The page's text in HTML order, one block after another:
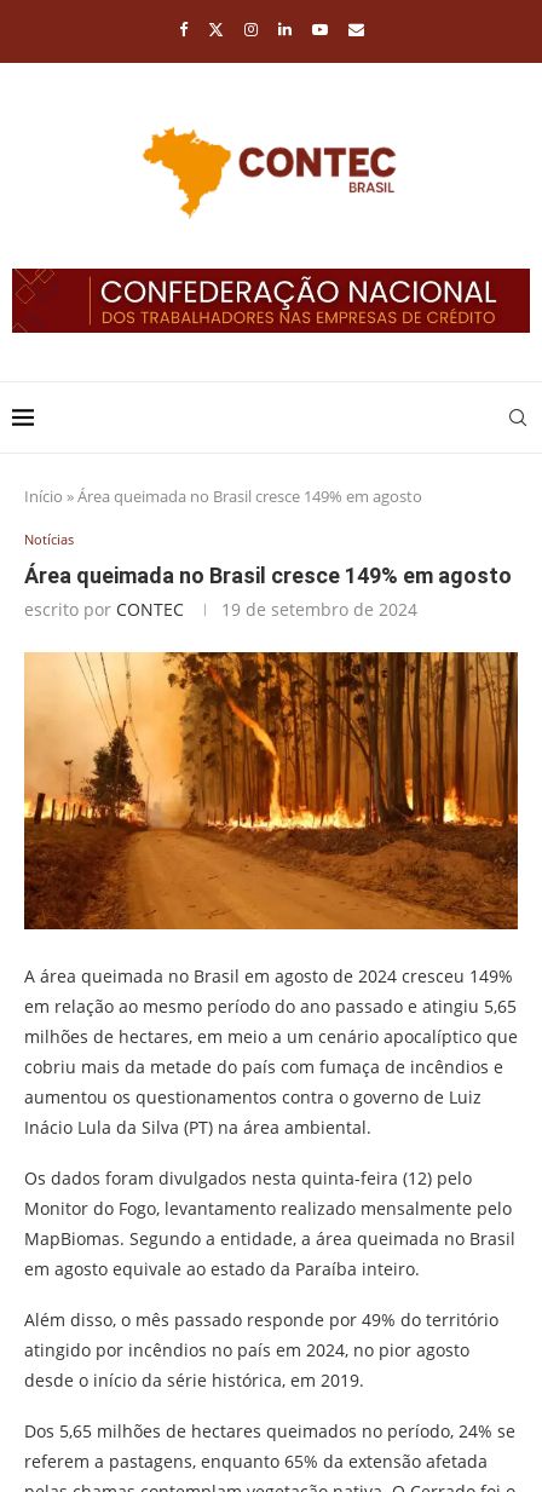
Início »Área queimada no Brasil cresce 149% em agosto
Notícias
Área queimada no Brasil cresce 149% em agosto
escrito por CONTEC 19 de setembro de 2024
A área queimada no Brasil em agosto de 2024 cresceu 149%
em relação ao mesmo período do ano passado e atingiu 5,65
milhões de hectares, em meio a um cenário apocalíptico que
cobriu mais da metade do país com fumaça de incêndios e
aumentou os questionamentos contra o governo de Luiz
Inácio Lula da Silva (PT) na área ambiental.
Os dados foram divulgados nesta quinta-feira (12) pelo
Monitor do Fogo, levantamento realizado mensalmente pelo
MapBiomas. Segundo a entidade, a área queimada no Brasil
em agosto equivale ao estado da Paraíba inteiro.
Além disso, o mês passado responde por 49% do território
atingido por incêndios no país em 2024, no pior agosto
desde o início da série histórica, em 2019.
Dos 5,65 milhões de hectares queimados no período, 24% se
referem a pastagens, enquanto 65% da extensão afetada